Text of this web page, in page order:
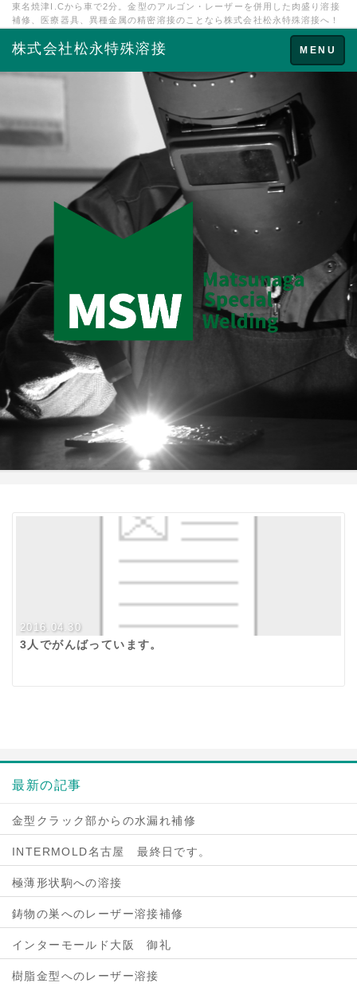
東名焼津I.Cから車で2分。金型のアルゴン・レーザーを併用した肉盛り溶接
補修、医療器具、異種金属の精密溶接のことなら株式会社松永特殊溶接へ！
Toggle
navigation
MENU
株式会社松永特殊溶接
2016.04.30
3人でがんばっています。
最新の記事
金型クラック部からの水漏れ補修
INTERMOLD名古屋 最終日です。
極薄形状駒への溶接
鋳物の巣へのレーザー溶接補修
インターモールド大阪 御礼
樹脂金型へのレーザー溶接